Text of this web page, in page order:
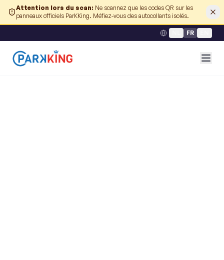
Attention lors du scan: Ne scannez que les codes QR sur les
panneaux officiels ParKKing. Méfiez-vous des autocollants isolés.
FR